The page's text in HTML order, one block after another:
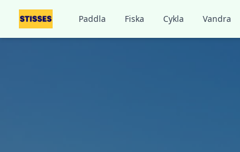
Paddla Fiska Cykla Vandra